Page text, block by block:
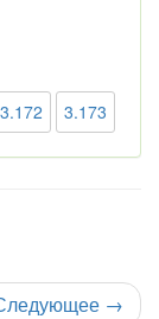
3.172 3.173
→